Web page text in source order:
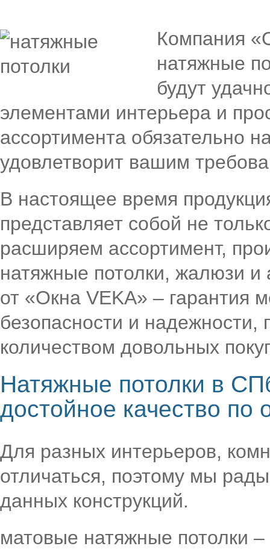
Компания
натяжные
будут
элементами интерьера и
ассортимента обязательно
удовлетворит вашим
В настоящее время
представляет собой не
расширяем ассортимент,
натяжные потолки, жалюзи
от «Окна VEKA» – гарантия
безопасности и
количеством довольных
Натяжные потолки в
достойное качество
Для разных интерьеров,
отличаться, поэтому мы
данных конструкций.
матовые натяжные потолки